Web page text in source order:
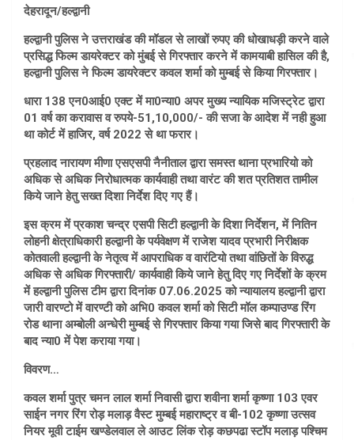
देहरादून/हल्द्वानी
हल्द्वानी पुलिस ने उत्तराखंड की मॉडल से लाखों रुपए की धोखाधड़ी करने वाले
प्रसिद्ध फिल्म डायरेक्टर को मुंबई से गिरफ्तार करने में कामयाबी हासिल की है,
हल्द्वानी पुलिस ने फिल्म डायरेक्टर कवल शर्मा को मुम्बई से किया गिरफ्तार।
धारा 138 एन0आई0 एक्ट में मा0न्या0 अपर मुख्य न्यायिक मजिस्ट्रेट द्वारा
01 वर्ष का करावास व रुपये-51,10,000/- की सजा के आदेश में नही हुआ
था कोर्ट में हाजिर, वर्ष 2022 से था फरार।
प्रहलाद नारायण मीणा एसएसपी नैनीताल द्वारा समस्त थाना प्रभारियो को
अधिक से अधिक निरोधात्मक कार्यवाही तथा वारंट की शत प्रतिशत तामील
किये जाने हेतु सख्त दिशा निर्देश दिए गए हैं।
इस क्रम में प्रकाश चन्द्र एसपी सिटी हल्द्वानी के दिशा निर्देशन, में नितिन
लोहनी क्षेत्राधिकारी हल्द्वानी के पर्यवेक्षण में राजेश यादव प्रभारी निरीक्षक
कोतवाली हल्द्वानी के नेतृत्व में आपराधिक व वारंटियो तथा वांछितों के विरुद्ध
अधिक से अधिक गिरफ्तारी/ कार्यवाही किये जाने हेतु दिए गए निर्देशों के क्रम
में हल्द्वानी पुलिस टीम द्वारा दिनांक 07.06.2025 को न्यायालय हल्द्वानी द्वारा
जारी वारण्टो में वारण्टी को अभि0 कवल शर्मा को सिटी मॉल कम्पाउण्ड रिंग
रोड थाना अम्बोली अन्धेरी मुम्बई से गिरफ्तार किया गया जिसे बाद गिरफ्तारी के
बाद न्या0 में पेश कराया गया।
विवरण…
कवल शर्मा पुत्र चमन लाल शर्मा निवासी द्वारा शवीना शर्मा कृष्णा 103 एवर
साईन नगर रिंग रोड़ मलाड़ वैस्ट मुम्बई महाराष्ट्र व बी-102 कृष्णा उत्सव
नियर मूवी टाईम खण्डेलवाल ले आउट लिंक रोड़ कछपढा स्टॉप मलाड़ पश्चिम